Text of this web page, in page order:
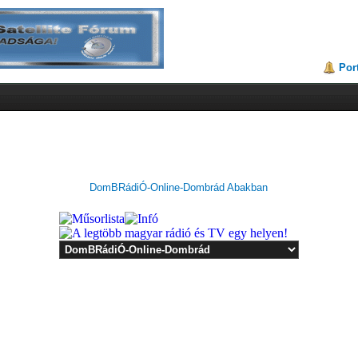
DomBRádiÓ-Online-Dombrád Abakban